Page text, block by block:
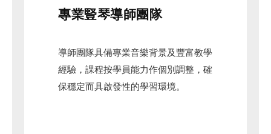
專業豎琴導師團隊
導師團隊具備專業音樂背景及豐富教學
經驗，課程按學員能力作個別調整，確
保穩定而具啟發性的學習環境。